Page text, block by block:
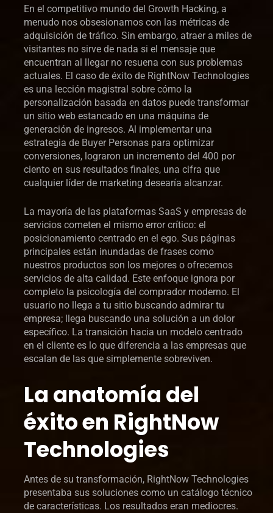
En el competitivo mundo del Growth Hacking, a
menudo nos obsesionamos con las métricas de
adquisición de tráfico. Sin embargo, atraer a miles de
visitantes no sirve de nada si el mensaje que
encuentran al llegar no resuena con sus problemas
actuales. El caso de éxito de RightNow Technologies
es una lección magistral sobre cómo la
personalización basada en datos puede transformar
un sitio web estancado en una máquina de
generación de ingresos. Al implementar una
estrategia de Buyer Personas para optimizar
conversiones, lograron un incremento del 400 por
ciento en sus resultados finales, una cifra que
cualquier líder de marketing desearía alcanzar.
La mayoría de las plataformas SaaS y empresas de
servicios cometen el mismo error crítico: el
posicionamiento centrado en el ego. Sus páginas
principales están inundadas de frases como
nuestros productos son los mejores o ofrecemos
servicios de alta calidad. Este enfoque ignora por
completo la psicología del comprador moderno. El
usuario no llega a tu sitio buscando admirar tu
empresa; llega buscando una solución a un dolor
específico. La transición hacia un modelo centrado
en el cliente es lo que diferencia a las empresas que
escalan de las que simplemente sobreviven.
La anatomía del
éxito en RightNow
Technologies
Antes de su transformación, RightNow Technologies
presentaba sus soluciones como un catálogo técnico
de características. Los resultados eran mediocres.